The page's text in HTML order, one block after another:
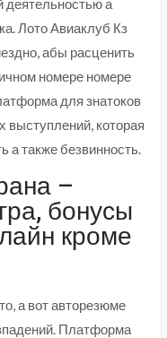
деятельностью а
Лото Авиаклуб Кз
абы расценить
номере номере
для знатоков
выступлений, которая
а также безвинность.
–
бонусы
кроме
а вот авторезюме
Платформа